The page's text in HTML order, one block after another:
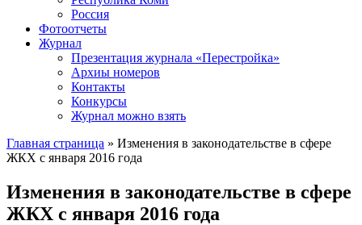
Россия
Фотоотчеты
Журнал
Презентация журнала «Перестройка»
Архиы номеров
Контакты
Конкурсы
Журнал можно взять
Главная страница » Изменения в законодательстве в сфере
ЖКХ с января 2016 года
Изменения в законодательстве в сфере
ЖКХ с января 2016 года